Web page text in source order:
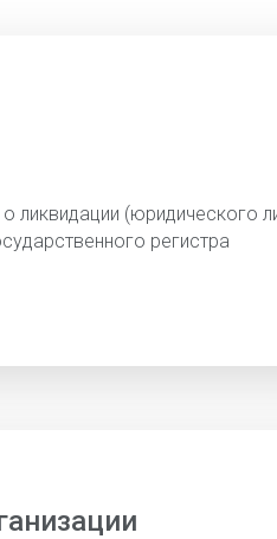
ликвидации (юридического
регистра